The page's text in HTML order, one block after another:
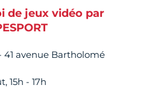
de jeux vidéo par
41 avenue Bartholomé
15h - 17h